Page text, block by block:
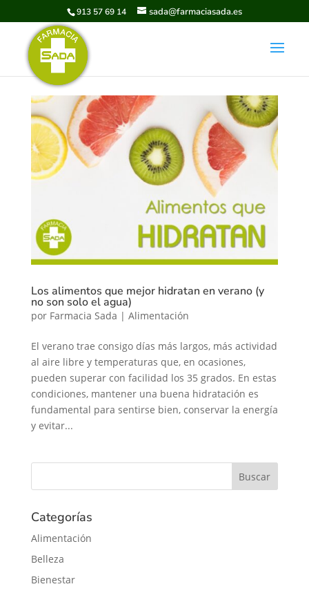
913 57 69 14 sada@farmaciasada.es
Los alimentos que mejor hidratan en verano (y
no son solo el agua)
por Farmacia Sada | Alimentación
El verano trae consigo días más largos, más actividad
al aire libre y temperaturas que, en ocasiones,
pueden superar con facilidad los 35 grados. En estas
condiciones, mantener una buena hidratación es
fundamental para sentirse bien, conservar la energía
y evitar...
Categorías
Alimentación
Belleza
Bienestar